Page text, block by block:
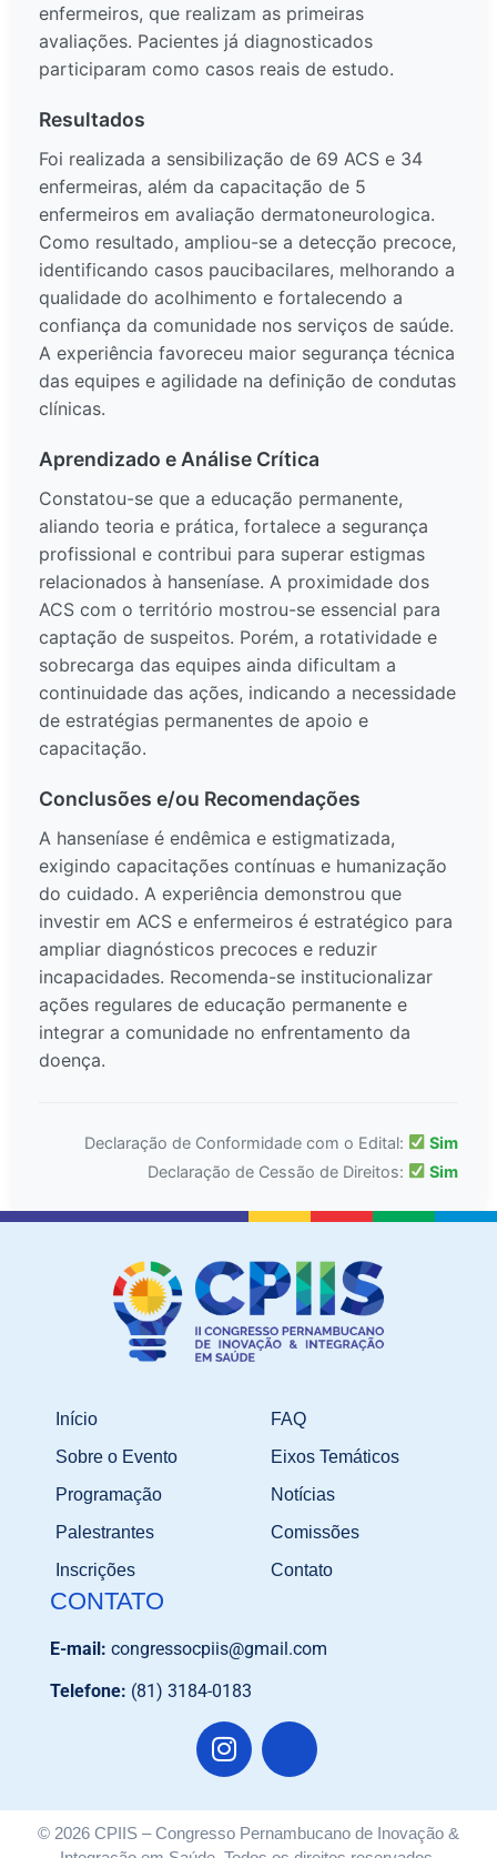
enfermeiros, que realizam as primeiras
avaliações. Pacientes já diagnosticados
participaram como casos reais de estudo.
Resultados
Foi realizada a sensibilização de 69 ACS e 34
enfermeiras, além da capacitação de 5
enfermeiros em avaliação dermatoneurologica.
Como resultado, ampliou-se a detecção precoce,
identificando casos paucibacilares, melhorando a
qualidade do acolhimento e fortalecendo a
confiança da comunidade nos serviços de saúde.
A experiência favoreceu maior segurança técnica
das equipes e agilidade na definição de condutas
clínicas.
Aprendizado e Análise Crítica
Constatou-se que a educação permanente,
aliando teoria e prática, fortalece a segurança
profissional e contribui para superar estigmas
relacionados à hanseníase. A proximidade dos
ACS com o território mostrou-se essencial para
captação de suspeitos. Porém, a rotatividade e
sobrecarga das equipes ainda dificultam a
continuidade das ações, indicando a necessidade
de estratégias permanentes de apoio e
capacitação.
Conclusões e/ou Recomendações
A hanseníase é endêmica e estigmatizada,
exigindo capacitações contínuas e humanização
do cuidado. A experiência demonstrou que
investir em ACS e enfermeiros é estratégico para
ampliar diagnósticos precoces e reduzir
incapacidades. Recomenda-se institucionalizar
ações regulares de educação permanente e
integrar a comunidade no enfrentamento da
doença.
Declaração de Conformidade com o Edital:
Sim
Declaração de Cessão de Direitos:
Sim
Início
Sobre o Evento
Programação
Palestrantes
Inscrições
FAQ
Eixos Temáticos
Notícias
Comissões
Contato
CONTATO
E-mail: congressocpiis@gmail.com
Telefone: (81) 3184-0183
© 2026 CPIIS – Congresso Pernambucano de Inovação &